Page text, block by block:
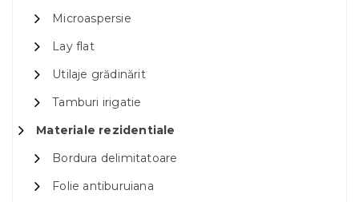
Microaspersie
Lay flat
Utilaje grădinărit
Tamburi irigatie
Materiale rezidentiale
Bordura delimitatoare
Folie antiburuiana